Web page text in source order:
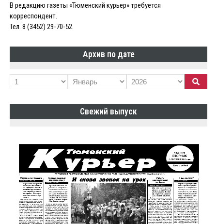
В редакцию газеты «Тюменский курьер» требуется
корреспондент.
Тел. 8 (3452) 29-70-52.
Архив по дате
Свежий выпуск